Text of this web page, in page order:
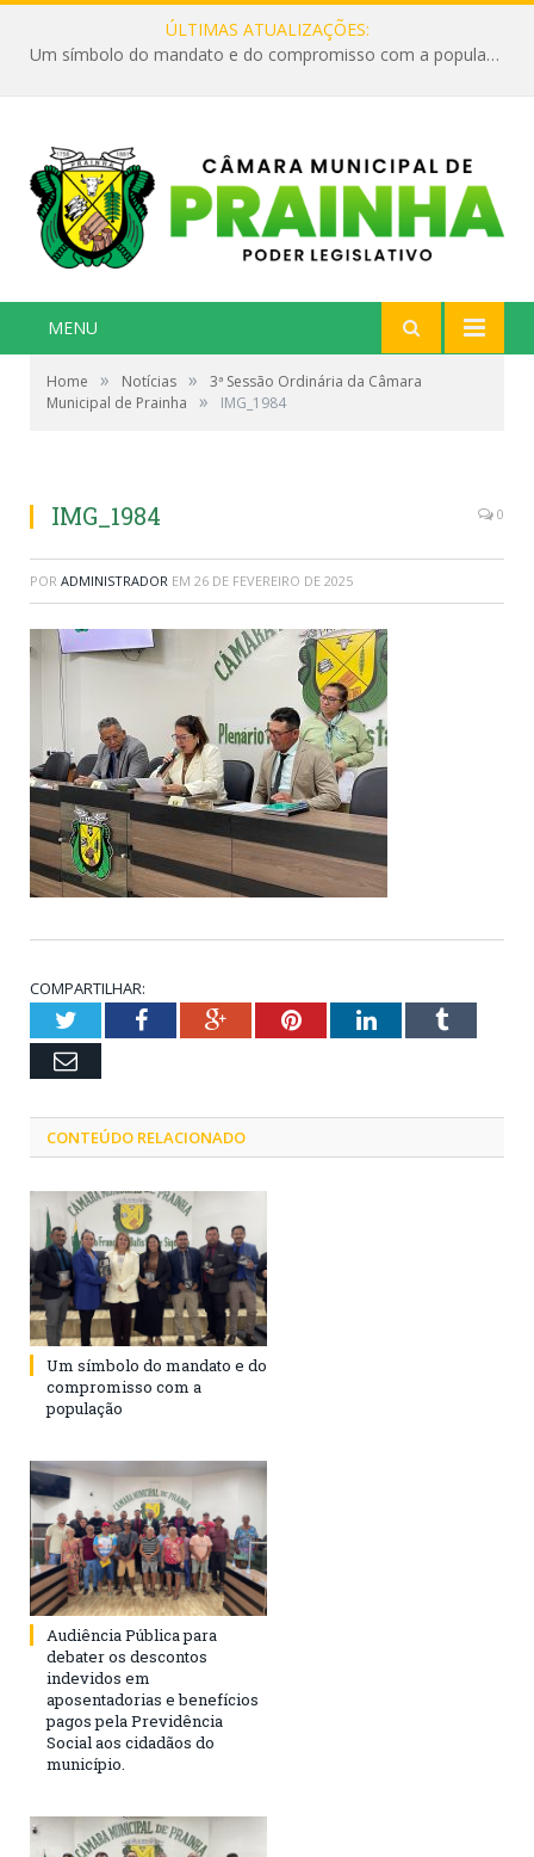
ÚLTIMAS ATUALIZAÇÕES:
Um símbolo do mandato e do compromisso com a população
MENU
Home » Notícias »
3ª Sessão Ordinária da Câmara
Municipal de Prainha
» IMG_1984
IMG_1984 0
POR ADMINISTRADOR EM 26 DE FEVEREIRO DE 2025
COMPARTILHAR:
TwitterFacebookGoogle+PinterestLinkedInTumblr
Email
CONTEÚDO RELACIONADO
Um símbolo do mandato e do
compromisso com a
população
Audiência Pública para
debater os descontos
indevidos em
aposentadorias e benefícios
pagos pela Previdência
Social aos cidadãos do
município.